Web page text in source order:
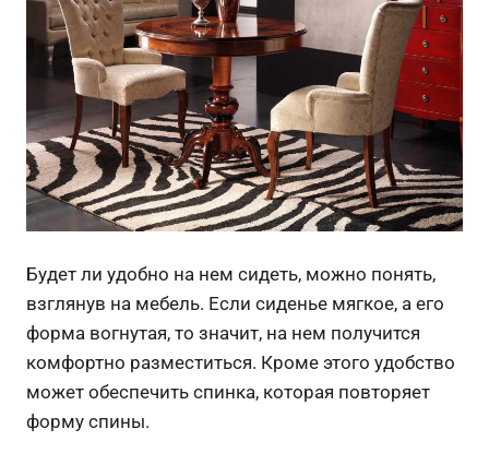
Будет ли удобно на нем сидеть, можно понять,
взглянув на мебель. Если сиденье мягкое, а его
форма вогнутая, то значит, на нем получится
комфортно разместиться. Кроме этого удобство
может обеспечить спинка, которая повторяет
форму спины.